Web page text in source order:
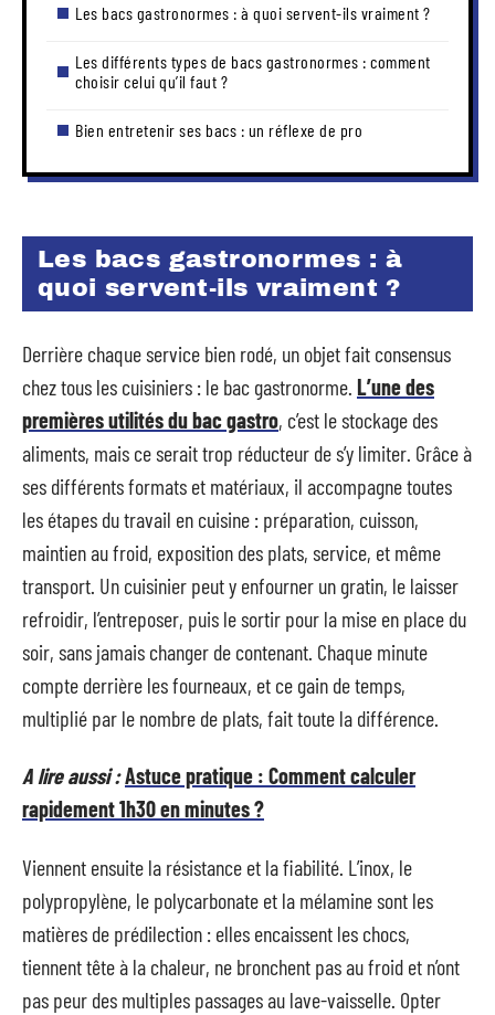
Les bacs gastronormes : à quoi servent-ils vraiment ?
Les différents types de bacs gastronormes : comment
choisir celui qu’il faut ?
Bien entretenir ses bacs : un réflexe de pro
Les bacs gastronormes : à
quoi servent-ils vraiment ?
Derrière chaque service bien rodé, un objet fait consensus
chez tous les cuisiniers : le bac gastronorme. L’une des
premières utilités du bac gastro, c’est le stockage des
aliments, mais ce serait trop réducteur de s’y limiter. Grâce à
ses différents formats et matériaux, il accompagne toutes
les étapes du travail en cuisine : préparation, cuisson,
maintien au froid, exposition des plats, service, et même
transport. Un cuisinier peut y enfourner un gratin, le laisser
refroidir, l’entreposer, puis le sortir pour la mise en place du
soir, sans jamais changer de contenant. Chaque minute
compte derrière les fourneaux, et ce gain de temps,
multiplié par le nombre de plats, fait toute la différence.
A lire aussi :Astuce pratique : Comment calculer
rapidement 1h30 en minutes ?
Viennent ensuite la résistance et la fiabilité. L’inox, le
polypropylène, le polycarbonate et la mélamine sont les
matières de prédilection : elles encaissent les chocs,
tiennent tête à la chaleur, ne bronchent pas au froid et n’ont
pas peur des multiples passages au lave-vaisselle. Opter